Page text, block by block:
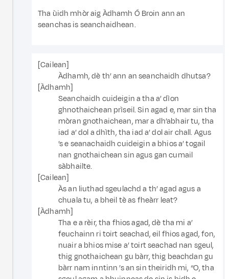
Tha ùidh mhòr aig Àdhamh Ó Broin ann an
seanchas is seanchaidhean.
[Cailean]
Àdhamh, dè th’ ann an seanchaidh dhutsa?
[Àdhamh]
Seanchaidh cuideigin a tha a’ dìon
ghnothaichean prìseil. Sin agad e, mar sin tha
mòran gnothaichean, mar a dh’abhair tu, tha
iad a’ dol a dhìth, tha iad a’ dol air chall. Agus
’s e seanachaidh cuideigin a bhios a’ togail
nan gnothaichean sin agus gan cumail
sàbhailte.
[Cailean]
Às an liuthad sgeulachd a th’ agad agus a
chuala tu, a bheil tè as fheàrr leat?
[Àdhamh]
Tha e a rèir, tha fhios agad, dè tha mi a’
feuchainn ri toirt seachad, eil fhios agad, fon,
nuair a bhios mise a’ toirt seachad nan sgeul,
thig gnothaichean gu bàrr, thig beachdan gu
bàrr nam inntinn ’s an sin theiridh mi, “O, tha